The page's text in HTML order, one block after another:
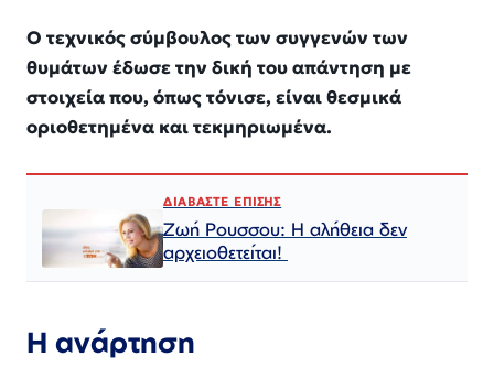
Ο τεχνικός σύμβουλος των συγγενών των
θυμάτων έδωσε την δική του απάντηση με
στοιχεία που, όπως τόνισε, είναι θεσμικά
οριοθετημένα και τεκμηριωμένα.
ΔΙΑΒΑΣΤΕ ΕΠΙΣΗΣ
Ζωή Ρουσσου: Η αλήθεια δεν
αρχειοθετείται!
Η ανάρτηση